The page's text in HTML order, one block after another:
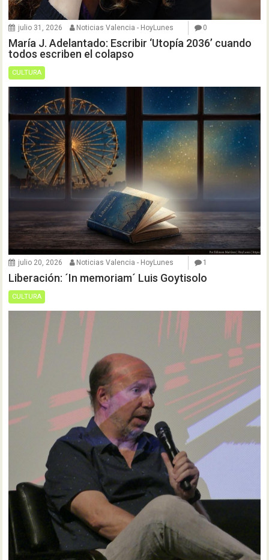
julio 31, 2026 Noticias Valencia - HoyLunes 0
María J. Adelantado: Escribir ‘Utopía 2036’ cuando
todos escriben el colapso
CULTURA
julio 20, 2026 Noticias Valencia - HoyLunes 1
Liberación: ´In memoriam´ Luis Goytisolo
CULTURA